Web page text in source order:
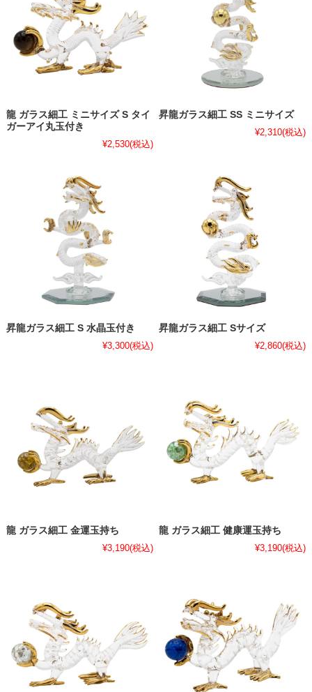
龍 ガラス細工 ミニサイズ S タイ
ガーアイ丸玉付き
¥2,530(税込)
昇龍ガラス細工 SS ミニサイズ
¥2,310(税込)
昇龍ガラス細工 S 水晶玉付き
¥3,300(税込)
昇龍ガラス細工 Sサイズ
¥2,860(税込)
龍 ガラス細工 金運玉持ち
¥3,190(税込)
龍 ガラス細工 健康運玉持ち
¥3,190(税込)